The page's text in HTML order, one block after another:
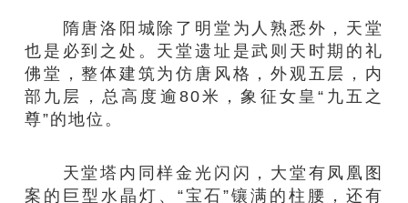
隋唐洛阳城除了明堂为人熟悉外，天堂
也是必到之处。天堂遗址是武则天时期的礼
佛堂，整体建筑为仿唐风格，外观五层，内
部九层，总高度逾80米，象征女皇“九五之
尊”的地位。
天堂塔内同样金光闪闪，大堂有凤凰图
案的巨型水晶灯、“宝石”镶满的柱腰，还有